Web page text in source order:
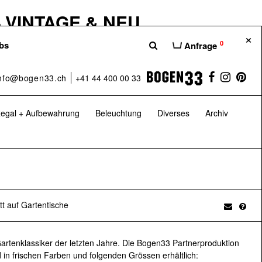
×
Anfrage 0
+41 44 400 00 33
+ Aufbewahrung Beleuchtung Diverses
Archiv
auf Gartentische
der letzten Jahre. Die Bogen33 Partnerproduktion
in frischen Farben und folgenden Grössen erhältlich:
& NEU
unserer Möbelshops Bogen33,
ihr das Beste aus der Welt des
bei uns im H100.
10:00–17:00 Uhr
H100 – Das Möbelhaus
20 Jahren auf Vintage-Möbel und